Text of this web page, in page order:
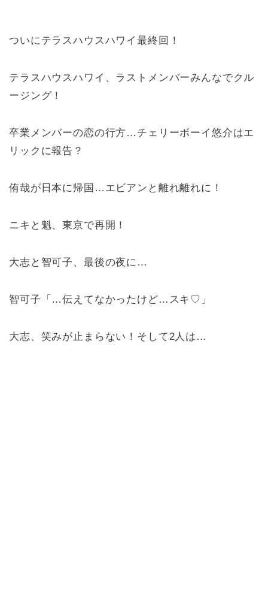
ついにテラスハウスハワイ最終回！
テラスハウスハワイ、ラストメンバーみんなでクル
ージング！
卒業メンバーの恋の行方…チェリーボーイ悠介はエ
リックに報告？
侑哉が日本に帰国…エビアンと離れ離れに！
ニキと魁、東京で再開！
大志と智可子、最後の夜に…
智可子「…伝えてなかったけど…スキ♡」
大志、笑みが止まらない！そして2人は…